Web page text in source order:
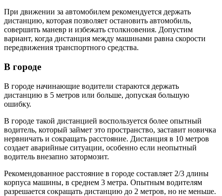
При движении за автомобилем рекомендуется держать
дистанцию, которая позволяет остановить автомобиль,
совершить маневр и избежать столкновения. Допустим
вариант, когда дистанция между машинами равна скорости
передвижения транспортного средства.
В городе
В городе начинающие водители стараются держать
дистанцию в 5 метров или больше, допуская большую
ошибку.
В городе такой дистанцией воспользуется более опытный
водитель, который займет это пространство, заставит новичка
нервничать и сокращать расстояние. Дистанция в 10 метров
создает аварийные ситуации, особенно если неопытный
водитель внезапно затормозит.
Рекомендованное расстояние в городе составляет 2/3 длины
корпуса машины, в среднем 3 метра. Опытным водителям
разрешается сокращать дистанцию до 2 метров, но не меньше.